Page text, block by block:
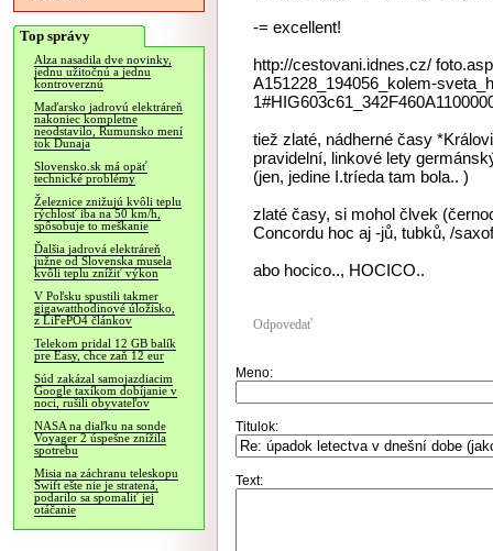
Top správy
Alza nasadila dve novinky,
jednu užitočnú a jednu
kontroverznú
Maďarsko jadrovú elektráreň
nakoniec kompletne
neodstavilo, Rumunsko mení
tok Dunaja
Slovensko.sk má opäť
technické problémy
Železnice znižujú kvôli teplu
rýchlosť iba na 50 km/h,
spôsobuje to meškanie
Ďalšia jadrová elektráreň
južne od Slovenska musela
kvôli teplu znížiť výkon
V Poľsku spustili takmer
gigawatthodinové úložisko,
z LiFePO4 článkov
Telekom pridal 12 GB balík
pre Easy, chce zaň 12 eur
Súd zakázal samojazdiacim
Google taxíkom dobíjanie v
noci, rušili obyvateľov
NASA na diaľku na sonde
Voyager 2 úspešne znížila
spotrebu
Misia na záchranu teleskopu
Swift ešte nie je stratená,
podarilo sa spomaliť jej
otáčanie
-= excellent!
http://cestovani.idnes.cz/
A151228_194056_kolem-
tiež zlaté, nádherné časy
pravidelní, linkové lety
(jen, jedine I.tríeda tam bola.. )
zlaté časy, si mohol člvek
Concordu hoc aj -jů, tubků, /
abo hocico.., HOCICO..
Odpovedať
Meno:
Titulok:
Text: